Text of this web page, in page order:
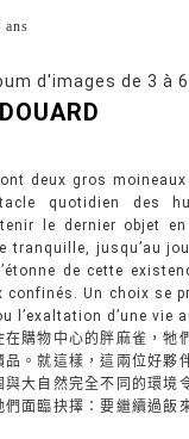
ans
d'images de 3 à
deux gros
quotidien des
le dernier objet
tranquille, jusqu’au
de cette
confinés. Un choix se
l’exaltation d’une vie
購物中心的胖麻雀，牠
品。就這樣，這兩位好
大自然完全不同的環境
們面臨抉擇：要繼續過